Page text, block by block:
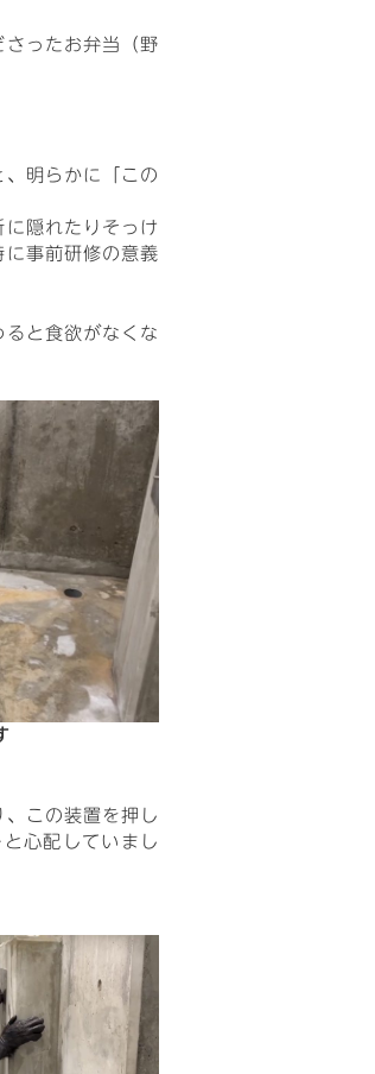
ったお弁当（野
明らかに「この
隠れたりそっけ
事前研修の意義
と食欲がなくな
この装置を押し
心配していまし